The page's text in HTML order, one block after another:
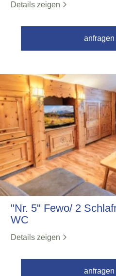
Details zeigen
anfragen
"Nr. 5" Fewo/ 2
WC
Details zeigen
anfragen